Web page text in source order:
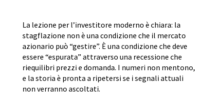
La lezione per l’investitore moderno è chiara: la
stagflazione non è una condizione che il mercato
azionario può “gestire”. È una condizione che deve
essere “espurata” attraverso una recessione che
riequilibri prezzi e domanda. I numeri non mentono,
e la storia è pronta a ripetersi se i segnali attuali
non verranno ascoltati.